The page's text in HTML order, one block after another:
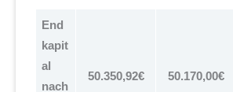
End
kapit
al
nach
50.350,92€ 50.170,00€